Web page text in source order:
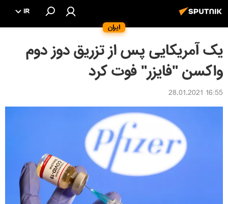
ایران
IR
یک آمریکایی پس از تزریق دوز دوم
واکسن "فایزر" فوت کرد
16:55 28.01.2021